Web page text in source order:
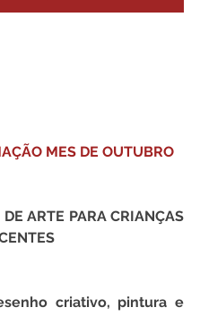
MES DE OUTUBRO
criativo, pintura e